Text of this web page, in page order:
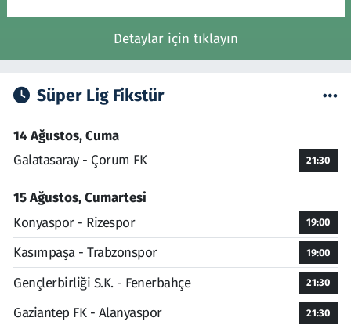
Detaylar için tıklayın
Süper Lig Fikstür
14 Ağustos, Cuma
Galatasaray - Çorum FK
21:30
15 Ağustos, Cumartesi
Konyaspor - Rizespor
19:00
Kasımpaşa - Trabzonspor 19:00
Gençlerbirliği S.K. - Fenerbahçe 21:30
Gaziantep FK - Alanyaspor 21:30